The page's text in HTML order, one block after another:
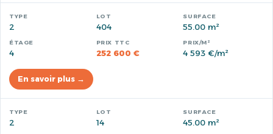
2 404 55.00 m²
4 252 600 € 4 593 €/m²
En savoir plus →
2 14 45.00 m²